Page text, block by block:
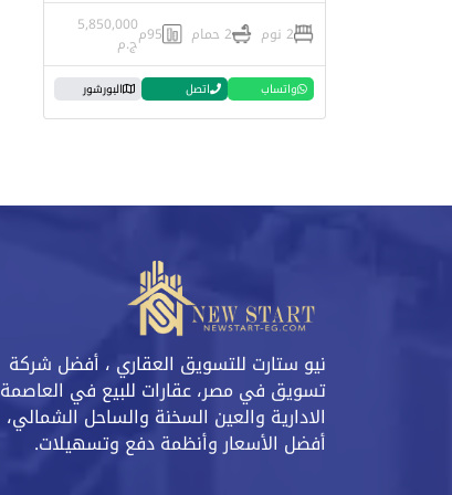
2 نوم 2 حمام 95م 5,850,000
ج.م
واتساب اتصل البورشور
نيو ستارت للتسويق العقاري ، أفضل شركة
تسويق في مصر، عقارات للبيع في العاصمة
الادارية والعين السخنة والساحل الشمالي،
أفضل الأسعار وأنظمة دفع وتسهيلات.